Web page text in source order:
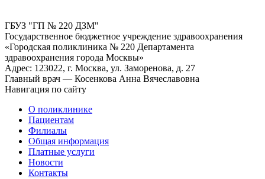
ГБУЗ "ГП № 220 ДЗМ"
Государственное бюджетное учреждение здравоохранения
«Городская поликлиника № 220 Департамента
здравоохранения города Москвы»
Адрес: 123022, г. Москва, ул. Заморенова, д. 27
Главный врач — Косенкова Анна Вячеславовна
Навигация по сайту
О поликлинике
Пациентам
Филиалы
Общая информация
Платные услуги
Новости
Контакты